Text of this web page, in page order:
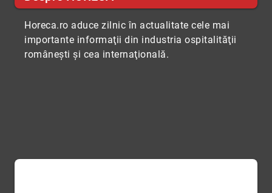
Horeca.ro aduce zilnic în actualitate cele mai
importante informaţii din industria ospitalităţii
româneşti şi cea internaţională.